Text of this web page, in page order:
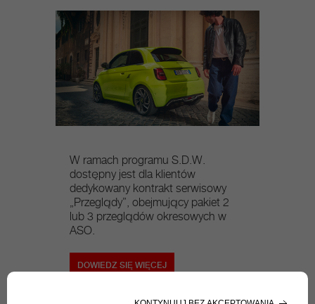
W ramach programu S.D.W.
dostępny jest dla klientów
dedykowany kontrakt serwisowy
„Przeglądy”, obejmujący pakiet 2
lub 3 przeglądów okresowych w
ASO.
DOWIEDZ SIĘ WIĘCEJ